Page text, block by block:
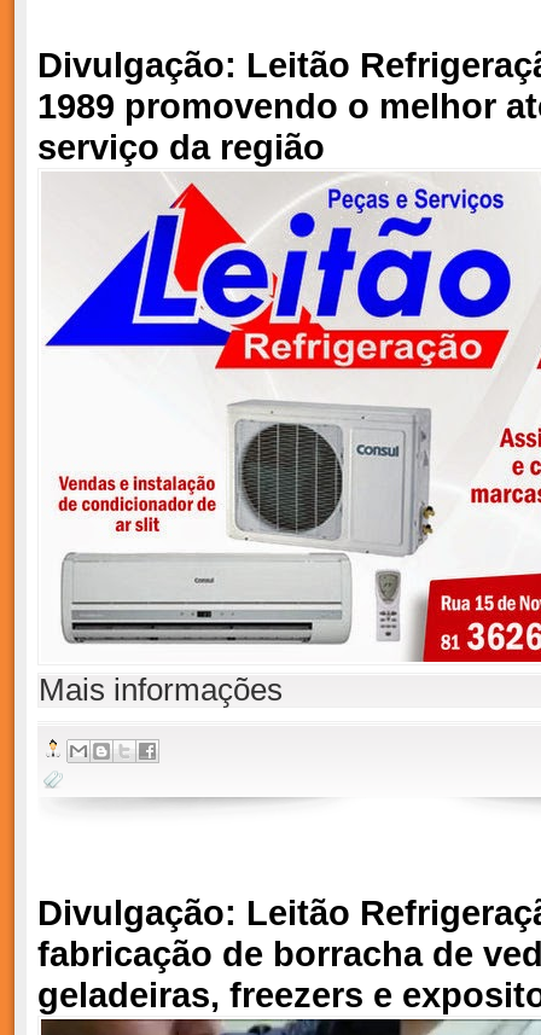
Divulgação: Leitão
1989 promovendo o melhor
serviço da região
Mais informações
Divulgação: Leitão
fabricação de borracha de
geladeiras, freezers e